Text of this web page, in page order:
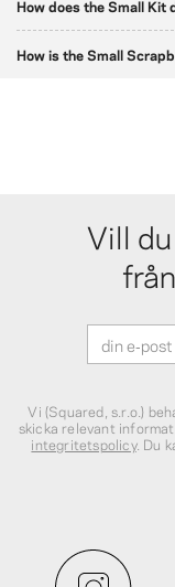
How does the Small
How is the Small
Vill
Vi (Squared, s.r.o.)
skicka relevant
integritetspolicy. Du